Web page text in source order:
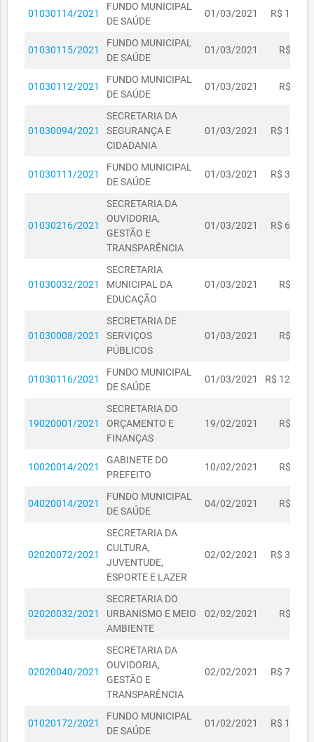
01030114/2021
FUNDO MUNICIPAL
DE SAÚDE
01/03/2021 R$
01030115/2021
FUNDO MUNICIPAL
DE SAÚDE
01/03/2021 R$
01030112/2021
FUNDO MUNICIPAL
DE SAÚDE
01/03/2021 R$
01030094/2021
SECRETARIA DA
SEGURANÇA E
CIDADANIA
01/03/2021 R$
01030111/2021
FUNDO MUNICIPAL
DE SAÚDE
01/03/2021 R$
01030216/2021
SECRETARIA DA
OUVIDORIA,
GESTÃO E
TRANSPARÊNCIA
01/03/2021 R$
01030032/2021
SECRETARIA
MUNICIPAL DA
EDUCAÇÃO
01/03/2021 R$
01030008/2021
SECRETARIA DE
SERVIÇOS
PÚBLICOS
01/03/2021 R$
01030116/2021
FUNDO MUNICIPAL
DE SAÚDE
01/03/2021 R$
19020001/2021
SECRETARIA DO
ORÇAMENTO E
FINANÇAS
19/02/2021 R$
10020014/2021
GABINETE DO
PREFEITO
10/02/2021 R$
04020014/2021
FUNDO MUNICIPAL
DE SAÚDE
04/02/2021 R$
02020072/2021
SECRETARIA DA
CULTURA,
JUVENTUDE,
ESPORTE E LAZER
02/02/2021 R$
02020032/2021
SECRETARIA DO
URBANISMO E MEIO
AMBIENTE
02/02/2021 R$
02020040/2021
SECRETARIA DA
OUVIDORIA,
GESTÃO E
TRANSPARÊNCIA
02/02/2021 R$
01020172/2021
FUNDO MUNICIPAL
DE SAÚDE
01/02/2021 R$